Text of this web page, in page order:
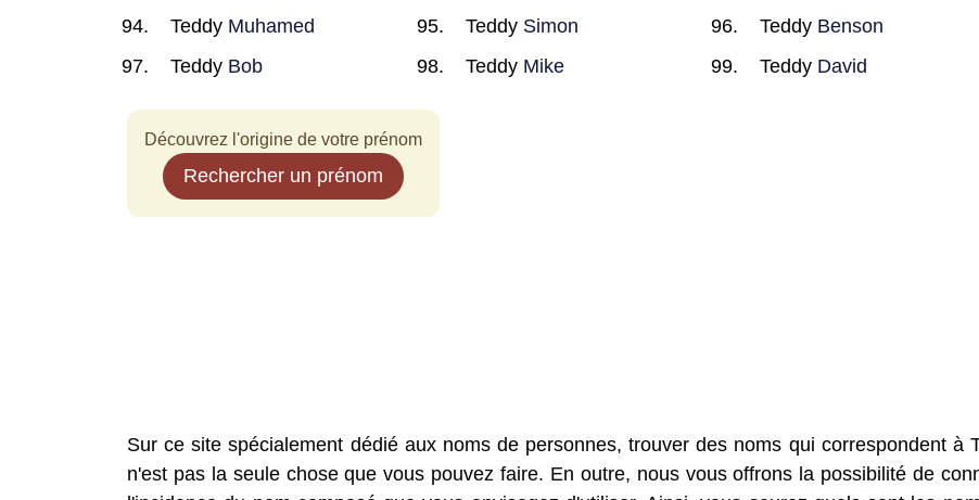
Teddy Muhamed Teddy Simon Teddy Benson
Teddy Bob Teddy Mike Teddy David
Découvrez l'origine de votre prénom
Rechercher un prénom
Sur ce site spécialement dédié aux noms de personnes, trouver des noms qui correspondent à
n'est pas la seule chose que vous pouvez faire. En outre, nous vous offrons la possibilité de